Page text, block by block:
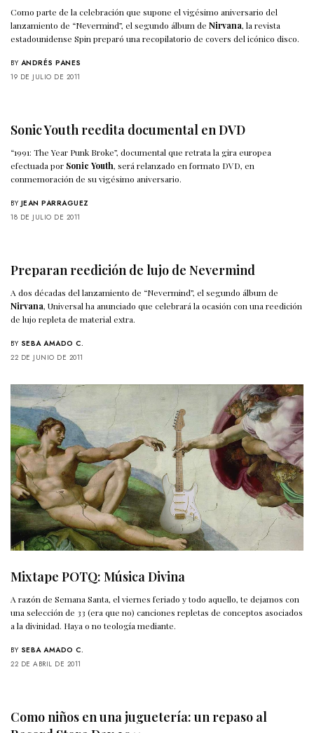
Como parte de la celebración que supone el vigésimo aniversario del
lanzamiento de “Nevermind”, el segundo álbum deNirvana, la revista
estadounidense Spin preparó una recopilatorio de covers del icónico disco.
BY ANDRÉS PANES
19 DE JULIO DE 2011
Sonic Youth reedita documental en DVD
“1991: The Year Punk Broke”, documental que retrata la gira europea
efectuada por Sonic Youth, será relanzado en formato DVD, en
conmemoración de su vigésimo aniversario.
BY JEAN PARRAGUEZ
18 DE JULIO DE 2011
Preparan reedición de lujo de Nevermind
A dos décadas del lanzamiento de “Nevermind”, el segundo álbum de
Nirvana, Universal ha anunciado que celebrará la ocasión con una reedición
de lujo repleta de material extra.
BY SEBA AMADO C.
22 DE JUNIO DE 2011
Mixtape POTQ: Música Divina
A razón de Semana Santa, el viernes feriado y todo aquello, te dejamos con
una selección de 33 (era que no) canciones repletas de conceptos asociados
a la divinidad. Haya o no teología mediante.
BY SEBA AMADO C.
22 DE ABRIL DE 2011
Como niños en una juguetería: un repaso al